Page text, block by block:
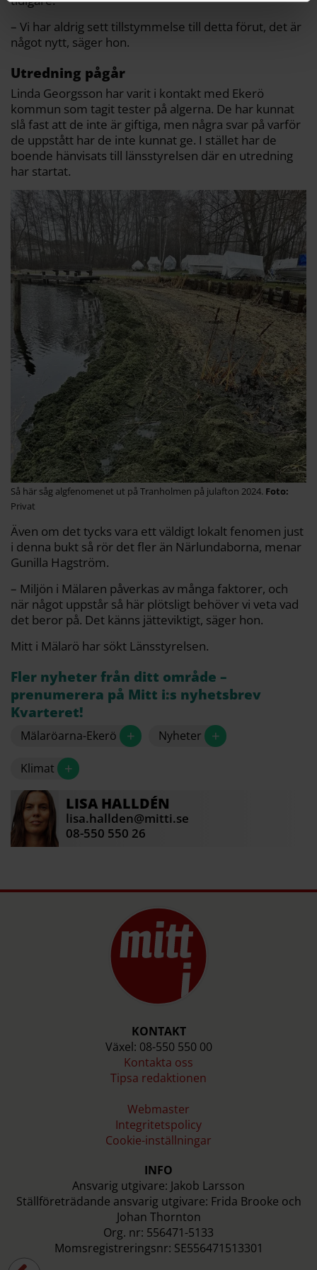
– Vi har aldrig sett tillstymmelse till detta förut, det är
något nytt, säger hon.
Utredning pågår
Linda Georgsson har varit i kontakt med Ekerö
kommun som tagit tester på algerna. De har kunnat
slå fast att de inte är giftiga, men några svar på varför
de uppstått har de inte kunnat ge. I stället har de
boende hänvisats till länsstyrelsen där en utredning
har startat.
Så här såg algfenomenet ut på Tranholmen på julafton 2024.
Privat
Även om det tycks vara ett väldigt lokalt fenomen just
i denna bukt så rör det fler än Närlundaborna, menar
Gunilla Hagström.
– Miljön i Mälaren påverkas av många faktorer, och
när något uppstår så här plötsligt behöver vi veta vad
det beror på. Det känns jätteviktigt, säger hon.
Mitt i Mälarö har sökt Länsstyrelsen.
Fler nyheter från ditt område –
prenumerera på Mitt i:s nyhetsbrev
Kvarteret!
Mälaröarna-Ekerö + Nyheter +
Klimat +
LISA HALLDÉN
lisa.hallden@mitti.se
08-550 550 26
KONTAKT
Växel: 08-550 550 00
Kontakta oss
Tipsa redaktionen
Webmaster
Integritetspolicy
Cookie-inställningar
INFO
Ansvarig utgivare: Jakob Larsson
Ställföreträdande ansvarig utgivare: Frida Brooke och
Johan Thornton
Org. nr: 556471-5133
Momsregistreringsnr: SE556471513301